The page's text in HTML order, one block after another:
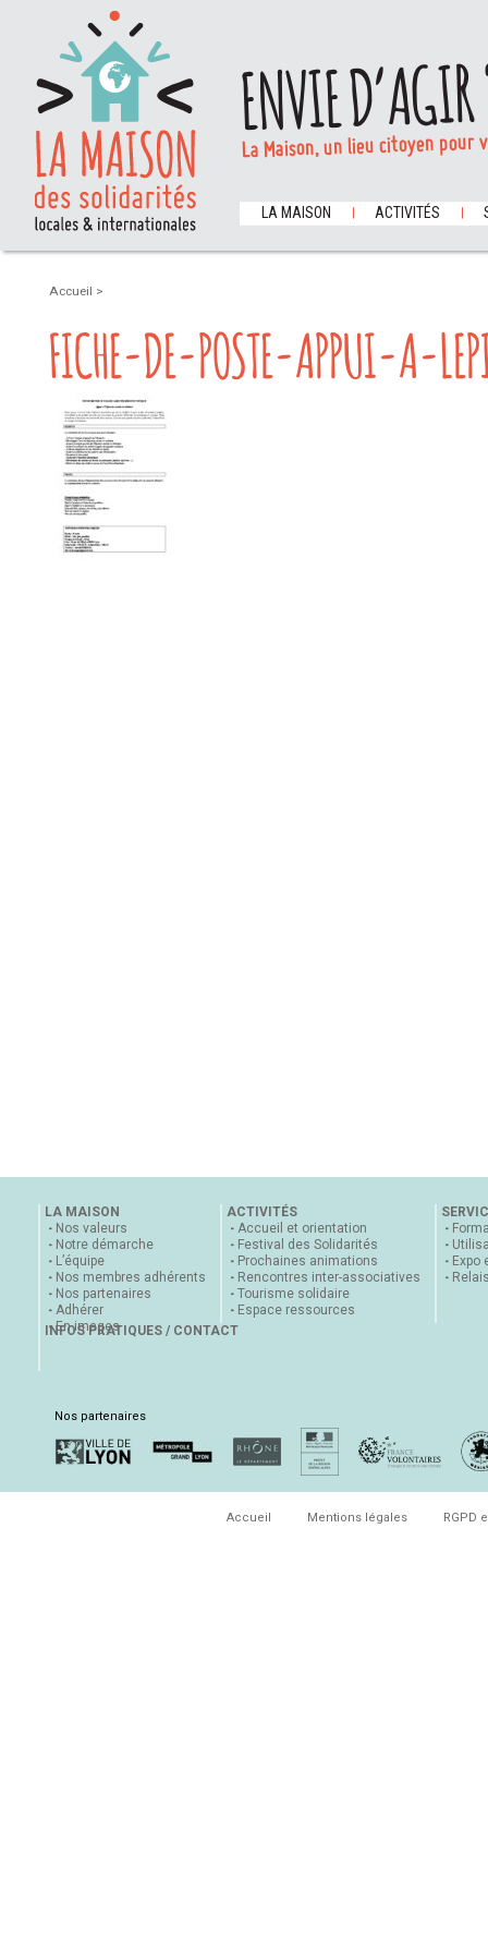
ENVIE
La Maison, un lieu citoyen
LA MAISON ACTIVITÉS
Accueil >
FICHE-DE-POSTE-APPUI-A-
LA MAISON
Nos valeurs
Notre démarche
L’équipe
Nos membres adhérents
Nos partenaires
Adhérer
En images
ACTIVITÉS
Accueil et orientation
Festival des Solidarités
Prochaines animations
Rencontres inter-associatives
Tourisme solidaire
Espace ressources
Expo
INFOS PRATIQUES / CONTACT
Nos partenaires
Accueil Mentions légales RGPD